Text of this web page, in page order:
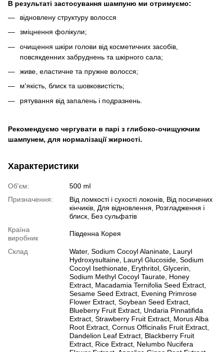
В результаті застосування шампуню ми отримуємо:
відновлену структуру волосся
зміцнення фолікули;
очищення шкіри голови від косметичних засобів,
повсякденних забруднень та шкірного сала;
живе, еластичне та пружне волосся;
м'якість, блиск та шовковистість;
рятування від запалень і подразнень.
Рекомендуємо чергувати в парі з глибоко-очищуючим
шампунем, для нормалізації жирності.
Характеристики
Об'єм:
500 ml
Призначення:
Від ломкості і сухості локонів, Від посичених
кінчиків, Для відновлення, Розгладження і
блиск, Без сульфатів
Країна
виробник
Південна Корея
Склад
Water, Sodium Cocoyl Alaninate, Lauryl
Hydroxysultaine, Lauryl Glucoside, Sodium
Cocoyl Isethionate, Erythritol, Glycerin,
Sodium Methyl Cocoyl Taurate, Honey
Extract, Macadamia Ternifolia Seed Extract,
Sesame Seed Extract, Evening Primrose
Flower Extract, Soybean Seed Extract,
Blueberry Fruit Extract, Undaria Pinnatifida
Extract, Strawberry Fruit Extract, Morus Alba
Root Extract, Cornus Officinalis Fruit Extract,
Dandelion Leaf Extract, Blackberry Fruit
Extract, Rice Extract, Nelumbo Nucifera